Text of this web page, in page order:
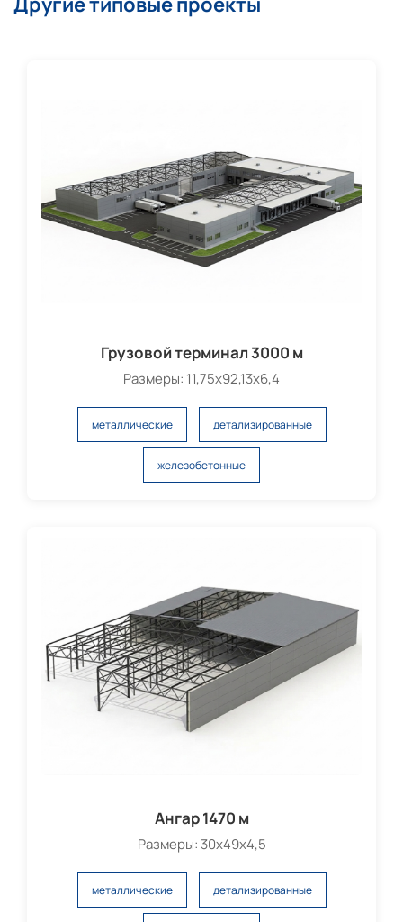
Грузовой терминал 3000 м
Размеры: 11,75х92,13х6,4
металлические детализированные
железобетонные
Ангар 1470 м
Размеры: 30х49х4,5
металлические детализированные